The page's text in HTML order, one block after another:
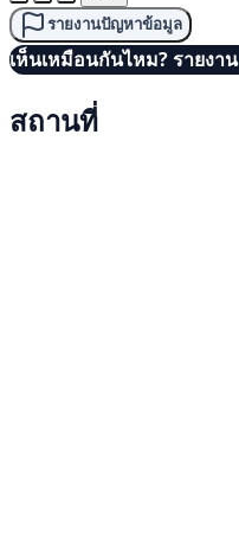
รายงานปัญหาข้อมูล
เห็นเหมือนกันไหม? รายงาน
สถานที่